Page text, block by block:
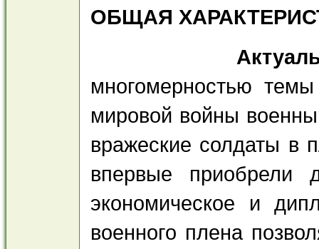
ОБЩАЯ
многомерностью
мировой войны
вражеские солдаты в
впервые приобрели
экономическое и
военного плена